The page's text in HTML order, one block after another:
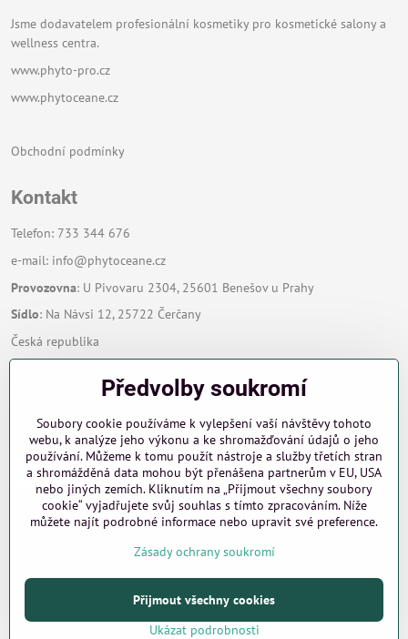
Jsme dodavatelem profesionální kosmetiky pro kosmetické salony a
wellness centra.
www.phyto-pro.cz
www.phytoceane.cz
Obchodní podmínky
Kontakt
Telefon: 733 344 676
e-mail: info@phytoceane.cz
Provozovna: U Pivovaru 2304, 25601 Benešov u Prahy
Sídlo: Na Návsi 12, 25722 Čerčany
Česká republika
Zavoláme Vám zpět
Váš telefon *
©2026Copyright
Předvolby soukromíZásady ochrany soukromíPodmínky používání
Předvolby soukromí
Soubory cookie používáme k vylepšení vaší návštěvy tohoto
webu, k analýze jeho výkonu a ke shromažďování údajů o jeho
používání. Můžeme k tomu použít nástroje a služby třetích stran
a shromážděná data mohou být přenášena partnerům v EU, USA
nebo jiných zemích. Kliknutím na „Přijmout všechny soubory
cookie“ vyjadřujete svůj souhlas s tímto zpracováním. Níže
můžete najít podrobné informace nebo upravit své preference.
Zásady ochrany soukromí
Ukázat podrobnosti
Přijmout všechny cookies